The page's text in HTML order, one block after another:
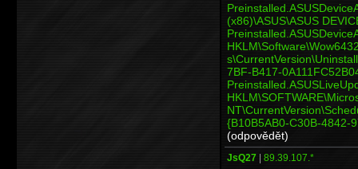
(x86)\ASUS\ASUS
7BF-B417-
{B10B5AB0-C30B-4842-
(odpovědět)
JsQ27 | 89.39.107.*